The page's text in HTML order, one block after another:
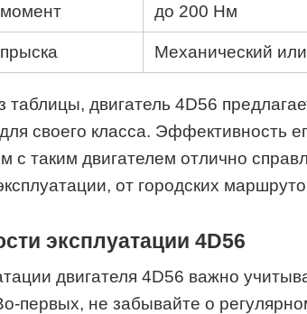
до 200 Нм
Механический
таблицы, двигатель 4D56
своего класса. Эффективность
с таким двигателем отлично
от городских
эксплуатации 4D56
двигателя 4D56 важно
первых, не забывайте о